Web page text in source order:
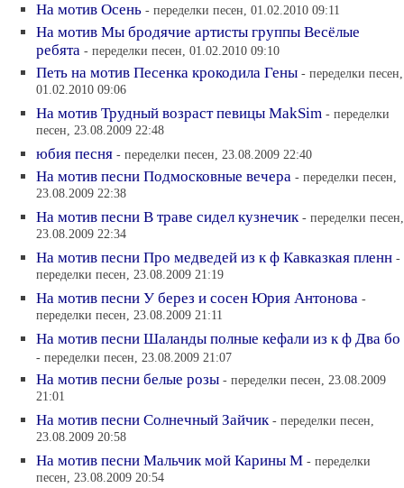
На мотив Осень - переделки песен, 01.02.2010 09:11
На мотив Мы бродячие артисты группы Весёлые
ребята - переделки песен, 01.02.2010 09:10
Петь на мотив Песенка крокодила Гены - переделки песен,
01.02.2010 09:06
На мотив Трудный возраст певицы MakSim - переделки
песен, 23.08.2009 22:48
юбия песня - переделки песен, 23.08.2009 22:40
На мотив песни Подмосковные вечера - переделки песен,
23.08.2009 22:38
На мотив песни В траве сидел кузнечик - переделки песен,
23.08.2009 22:34
На мотив песни Про медведей из к ф Кавказкая пленн -
переделки песен, 23.08.2009 21:19
На мотив песни У берез и сосен Юрия Антонова -
переделки песен, 23.08.2009 21:11
На мотив песни Шаланды полные кефали из к ф Два бо
- переделки песен, 23.08.2009 21:07
На мотив песни белые розы - переделки песен, 23.08.2009
21:01
На мотив песни Солнечный Зайчик - переделки песен,
23.08.2009 20:58
На мотив песни Мальчик мой Карины М - переделки
песен, 23.08.2009 20:54